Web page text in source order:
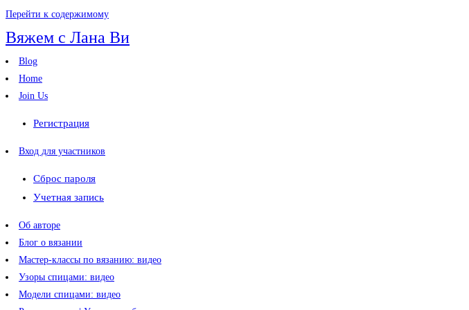
Перейти к содержимому
Вяжем с Лана Ви
Blog
Home
Join Us
Регистрация
Вход для участников
Сброс пароля
Учетная запись
Об авторе
Блог о вязании
Мастер-классы по вязанию: видео
Узоры спицами: видео
Модели спицами: видео